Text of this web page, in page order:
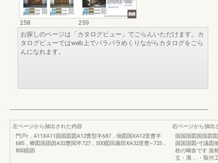
258
259
お探しのページは「カタログビュー」でごらんいただけます。カ
タログビューではweb上でパラパラめくりながらカタログをごら
んになれます。
左ページから抽出された内容
門戸r，A11XA11国国図図A12曹型半687，側図国XA12里曹半
685，卿図国固因A32曹関半727，500図田園田XA32里曹~725，
800固因
右ページから抽出
国国国図国国図
国国国図-寸議図
栓の喝舎です.規
立・濁，.・取付